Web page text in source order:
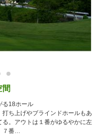
間
る18ホール
ち上げやブラインドホールもあ
。アウトは１番がゆるやかに左
７番